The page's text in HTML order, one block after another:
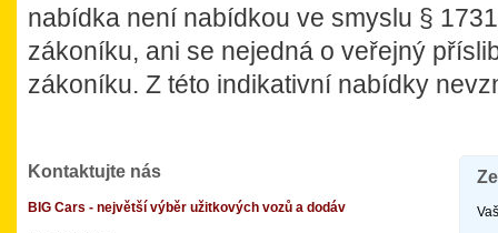
nabídka není nabídkou ve smyslu §
zákoníku, ani se nejedná o veřejný
zákoníku. Z této indikativní nabídky
Kontaktujte nás
BIG Cars - největší výběr užitkových vozů a dodáv